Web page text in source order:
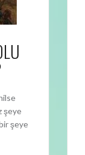
şeye
şeye